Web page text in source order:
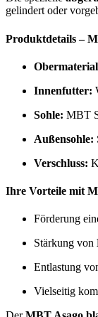
gelindert oder
Produktdetails –
Innenfutter:
Sohle: MBT
Außensohle:
Verschluss:
Ihre Vorteile mit
Förderung
Stärkung von
Entlastung
Vielseitig